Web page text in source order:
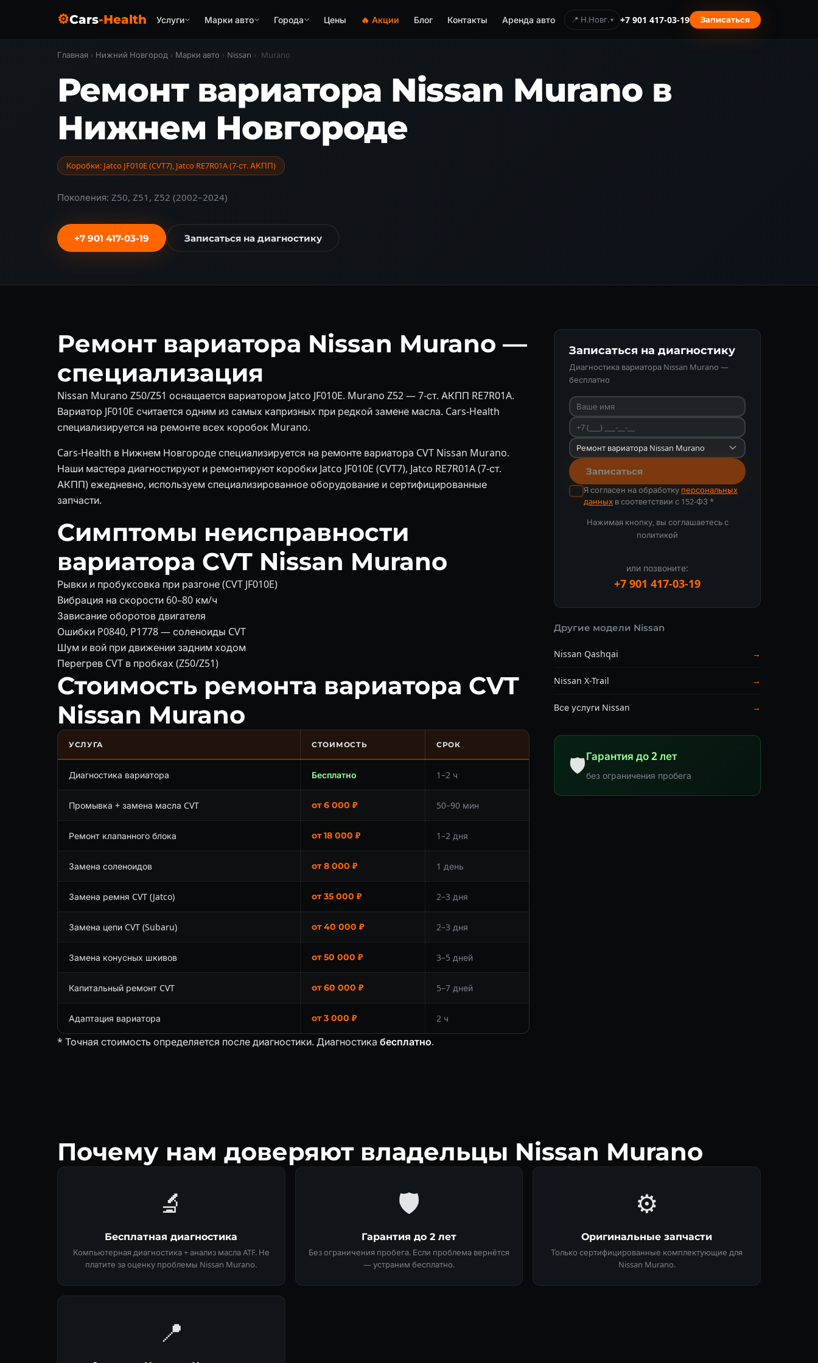
⚙Cars-Health Услуги Марки авто Города Цены 🔥 Акции Блог Контакты Аренда авто 📍 Н.Новг. +7 901 417-03-19 Записаться
Главная › Нижний Новгород › Марки авто › Nissan › Murano
Ремонт вариатора Nissan Murano в
Нижнем Новгороде
Коробки: Jatco JF010E (CVT7), Jatco RE7R01A (7-ст. АКПП)
Поколения: Z50, Z51, Z52 (2002–2024)
+7 901 417-03-19 Записаться на диагностику
Ремонт вариатора Nissan Murano —
специализация
Nissan Murano Z50/Z51 оснащается вариатором Jatco JF010E. Murano Z52 — 7-ст. АКПП RE7R01A.
Вариатор JF010E считается одним из самых капризных при редкой замене масла. Cars-Health
специализируется на ремонте всех коробок Murano.
Cars-Health в Нижнем Новгороде специализируется на ремонте вариатора CVT Nissan Murano.
Наши мастера диагностируют и ремонтируют коробки Jatco JF010E (CVT7), Jatco RE7R01A (7-ст.
АКПП) ежедневно, используем специализированное оборудование и сертифицированные
запчасти.
Симптомы неисправности
вариатора CVT Nissan Murano
Рывки и пробуксовка при разгоне (CVT JF010E)
Вибрация на скорости 60–80 км/ч
Зависание оборотов двигателя
Ошибки P0840, P1778 — соленоиды CVT
Шум и вой при движении задним ходом
Перегрев CVT в пробках (Z50/Z51)
Стоимость ремонта вариатора CVT
Nissan Murano
УСЛУГА СТОИМОСТЬ СРОК
Диагностика вариатора Бесплатно 1–2 ч
Промывка + замена масла CVT от 6 000 ₽ 50–90 мин
Ремонт клапанного блока от 18 000 ₽ 1–2 дня
Замена соленоидов от 8 000 ₽ 1 день
Замена ремня CVT (Jatco) от 35 000 ₽ 2–3 дня
Замена цепи CVT (Subaru) от 40 000 ₽ 2–3 дня
Замена конусных шкивов от 50 000 ₽ 3–5 дней
Капитальный ремонт CVT от 60 000 ₽ 5–7 дней
Адаптация вариатора от 3 000 ₽ 2 ч
* Точная стоимость определяется после диагностики. Диагностика бесплатно.
Записаться на диагностику
Диагностика вариатора Nissan Murano —
бесплатно
Записаться
Я согласен на обработку персональных
данных в соответствии с 152-ФЗ *
Нажимая кнопку, вы соглашаетесь с
политикой
или позвоните:
+7 901 417-03-19
Другие модели Nissan
Nissan Qashqai →
Nissan X-Trail →
Все услуги Nissan →
🛡Гарантия до 2 лет
без ограничения пробега
Почему нам доверяют владельцы Nissan Murano
🔬
Бесплатная диагностика
Компьютерная диагностика + анализ масла ATF. Не
платите за оценку проблемы Nissan Murano.
🛡
Гарантия до 2 лет
Без ограничения пробега. Если проблема вернётся
— устраним бесплатно.
⚙️
Оригинальные запчасти
Только сертифицированные комплектующие для
Nissan Murano.
📍